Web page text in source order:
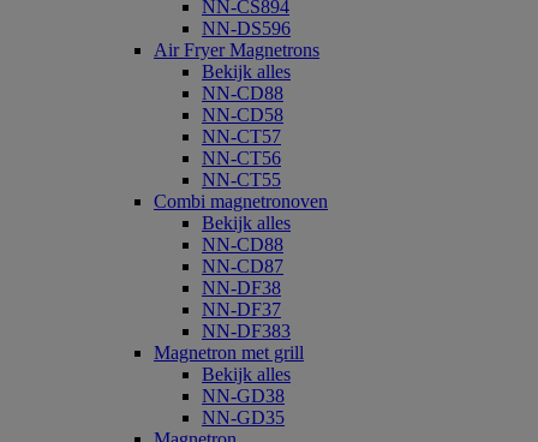
NN-CS894
NN-DS596
Air Fryer Magnetrons
Bekijk alles
NN-CD88
NN-CD58
NN-CT57
NN-CT56
NN-CT55
Combi magnetronoven
Bekijk alles
NN-CD88
NN-CD87
NN-DF38
NN-DF37
NN-DF383
Magnetron met grill
Bekijk alles
NN-GD38
NN-GD35